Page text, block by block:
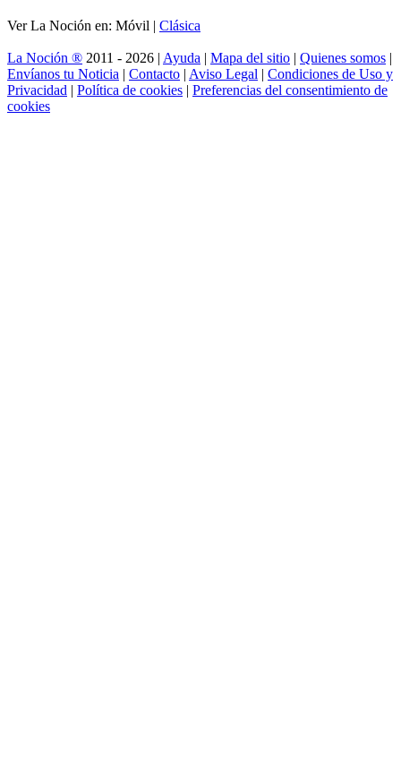
Ver La Noción en: Móvil | Clásica
La Noción ® 2011 - 2026 | Ayuda | Mapa del sitio | Quienes somos |
Envíanos tu Noticia | Contacto | Aviso Legal | Condiciones de Uso y
Privacidad | Política de cookies | Preferencias del consentimiento de
cookies